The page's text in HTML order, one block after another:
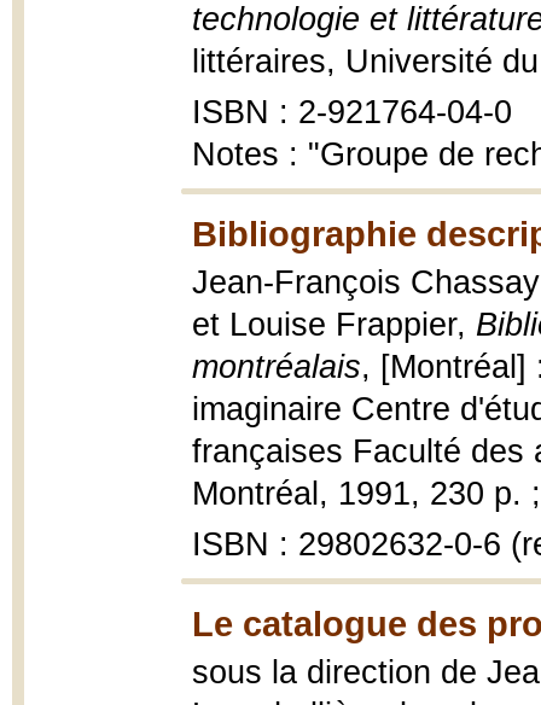
technologie et
littéraires, Université
ISBN : 2-921764-04-0
Notes : "Groupe de
Bibliographie
Jean-François
et Louise Frappier,
montréalais, [Montréal]
imaginaire Centre
françaises Faculté des
Montréal, 1991, 230 p.
ISBN : 29802632-0-6
Le catalogue des
sous la direction de